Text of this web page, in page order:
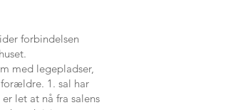
forbindelsen
med legepladser,
1. sal har
let at nå fra salens